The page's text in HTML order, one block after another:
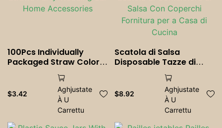
100Pcs Individually
Packaged Straw Color
Drinking Straws Bubble
Tea Straw BIg Milkshake
Straws Party Wedding
Bar Home Accessories
$3.42
Aghjustate
À U
Carrettu
Scatola di Salsa
Disposable Tazze di
Salsa Scatola di Plastica
Trasparente Congiunta
Scatola di Contenitore
di Salsa Con Coperchi
Fornitura per a Casa di
Cucina
$8.92
Aghjustate
À U
Carrettu